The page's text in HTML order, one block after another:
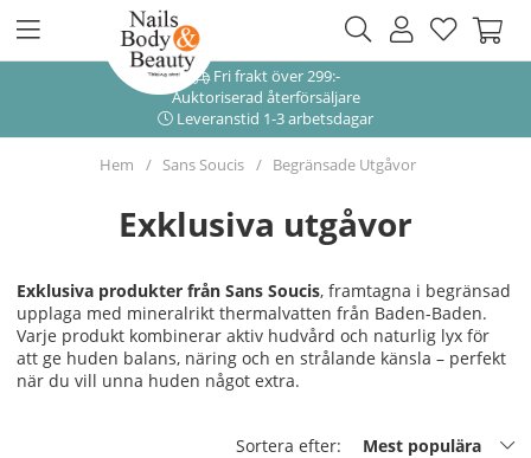
Fri frakt över 299:-
Auktoriserad återförsäljare
Leveranstid 1-3 arbetsdagar
Hem Sans Soucis Begränsade Utgåvor
Exklusiva utgåvor
Exklusiva produkter från Sans Soucis, framtagna i begränsad
upplaga med mineralrikt thermalvatten från Baden-Baden.
Varje produkt kombinerar aktiv hudvård och naturlig lyx för
att ge huden balans, näring och en strålande känsla – perfekt
när du vill unna huden något extra.
Sortera efter:
Mest populära